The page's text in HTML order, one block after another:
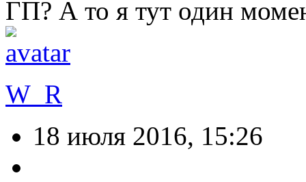
ГП? А то я тут один
W_R
18 июля 2016, 15:26